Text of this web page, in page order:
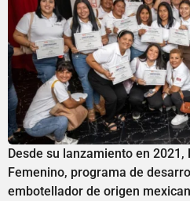
Desde su lanzamiento en
Femenino, programa de
embotellador de origen